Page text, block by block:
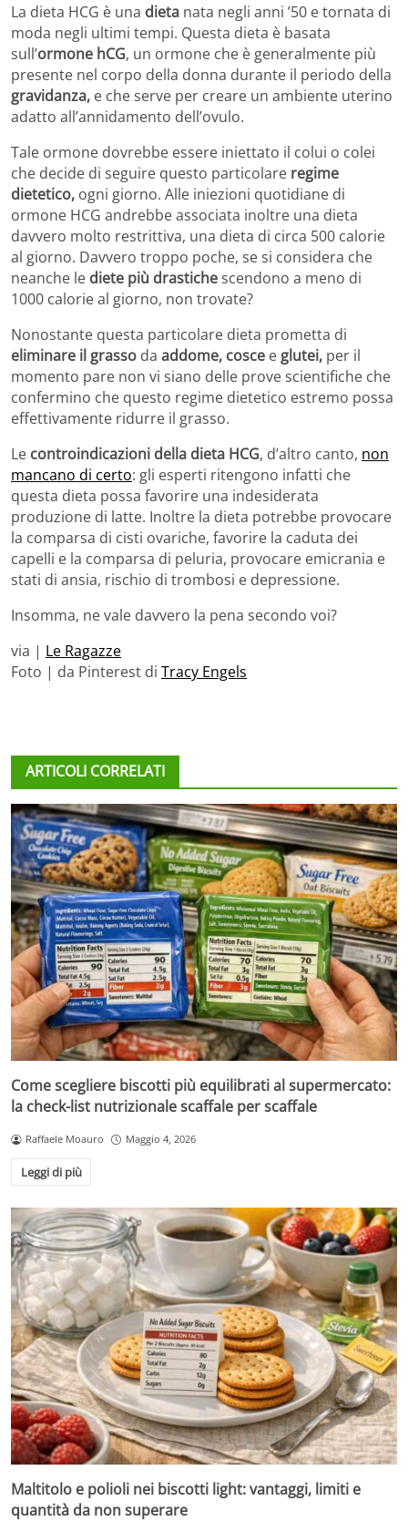
La dieta HCG è una dieta nata negli anni ’50 e tornata di
moda negli ultimi tempi. Questa dieta è basata
sull’ormone hCG, un ormone che è generalmente più
presente nel corpo della donna durante il periodo della
gravidanza, e che serve per creare un ambiente uterino
adatto all’annidamento dell’ovulo.
Tale ormone dovrebbe essere iniettato il colui o colei
che decide di seguire questo particolare regime
dietetico, ogni giorno. Alle iniezioni quotidiane di
ormone HCG andrebbe associata inoltre una dieta
davvero molto restrittiva, una dieta di circa 500 calorie
al giorno. Davvero troppo poche, se si considera che
neanche le diete più drastichescendono a meno di
1000 calorie al giorno, non trovate?
Nonostante questa particolare dieta prometta di
eliminare il grasso da addome, cosce e glutei, per il
momento pare non vi siano delle prove scientifiche che
confermino che questo regime dietetico estremo possa
effettivamente ridurre il grasso.
Le controindicazioni della dieta HCG, d’altro canto, non
mancano di certo: gli esperti ritengono infatti che
questa dieta possa favorire una indesiderata
produzione di latte. Inoltre la dieta potrebbe provocare
la comparsa di cisti ovariche, favorire la caduta dei
capelli e la comparsa di peluria, provocare emicrania e
stati di ansia, rischio di trombosi e depressione.
Insomma, ne vale davvero la pena secondo voi?
via | Le Ragazze
Foto | da Pinterest di Tracy Engels
ARTICOLI CORRELATI
Come scegliere biscotti più equilibrati al supermercato:
la check-list nutrizionale scaffale per scaffale
Raffaele Moauro Maggio 4, 2026
Leggi di più
Maltitolo e polioli nei biscotti light: vantaggi, limiti e
quantità da non superare